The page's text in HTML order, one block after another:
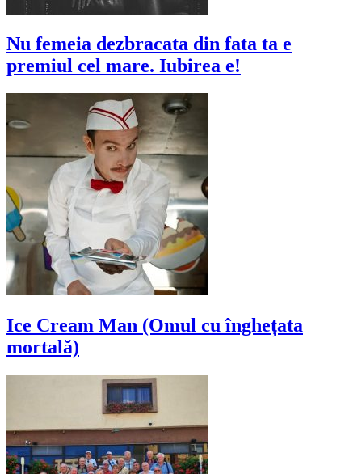
Nu femeia dezbracata din fata ta e
premiul cel mare. Iubirea e!
Ice Cream Man (Omul cu înghețata
mortală)